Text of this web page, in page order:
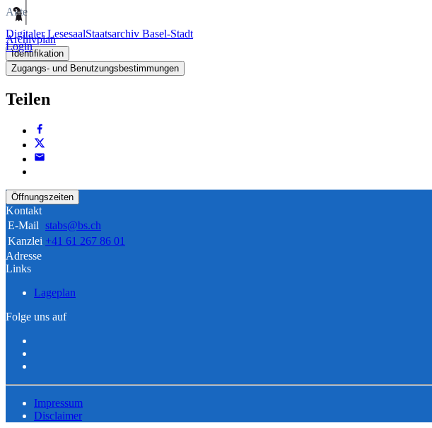
Digitaler LesesaalStaatsarchiv Basel-Stadt
Login
Akte
Archivplan
Identifikation
Zugangs- und Benutzungsbestimmungen
Teilen
Öffnungszeiten
Kontakt
E-Mail stabs@bs.ch
Kanzlei +41 61 267 86 01
Adresse
Links
Lageplan
Folge uns auf
Impressum
Disclaimer